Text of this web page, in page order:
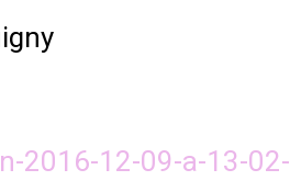
2016-12-09-a-13-